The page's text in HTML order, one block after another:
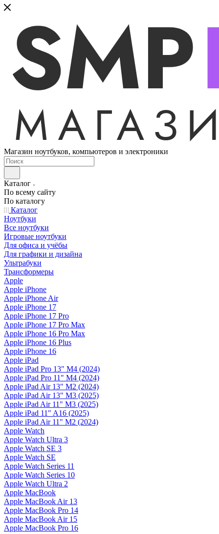
Магазин ноутбуков, компьютеров и электроники
Каталог
По всему сайту
По каталогу
Каталог
Ноутбуки
Все ноутбуки
Игровые ноутбуки
Для офиса и учёбы
Для графики и дизайна
Ультрабуки
Трансформеры
Apple
Apple iPhone
Apple iPhone Air
Apple iPhone 17
Apple iPhone 17 Pro
Apple iPhone 17 Pro Max
Apple iPhone 16 Pro Max
Apple iPhone 16 Plus
Apple iPhone 16
Apple iPad
Apple iPad Pro 13" M4 (2024)
Apple iPad Pro 11" M4 (2024)
Apple iPad Air 13" M2 (2024)
Apple iPad Air 13" M3 (2025)
Apple iPad Air 11" M3 (2025)
Apple iPad 11" A16 (2025)
Apple iPad Air 11" M2 (2024)
Apple Watch
Apple Watch Ultra 3
Apple Watch SE 3
Apple Watch SE
Apple Watch Series 11
Apple Watch Series 10
Apple Watch Ultra 2
Apple MacBook
Apple MacBook Air 13
Apple MacBook Pro 14
Apple MacBook Air 15
Apple MacBook Pro 16